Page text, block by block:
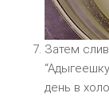
Затем
день в